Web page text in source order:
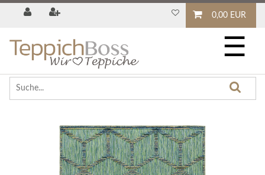
0,00 EUR
☰